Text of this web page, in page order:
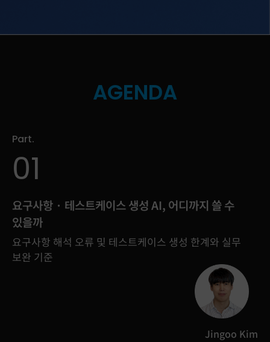
AGENDA
Part.
01
요구사항 · 테스트케이스 생성 AI, 어디까지 쓸 수
있을까
요구사항 해석 오류 및 테스트케이스 생성 한계와 실무
보완 기준
Jingoo Kim